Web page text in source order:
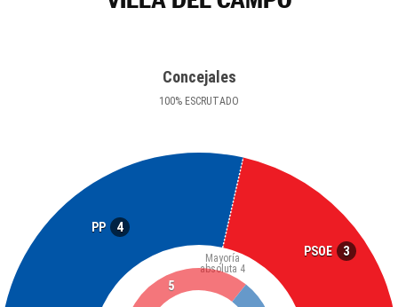
Concejales
100% ESCRUTADO
PP 4
PSOE 3
Mayoría
absoluta 4
5